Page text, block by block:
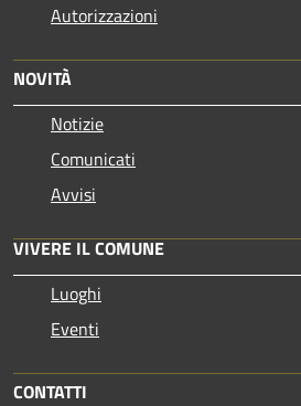
Autorizzazioni
NOVITÀ
Notizie
Comunicati
Avvisi
VIVERE IL COMUNE
Luoghi
Eventi
CONTATTI